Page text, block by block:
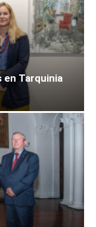
en Tarquinia